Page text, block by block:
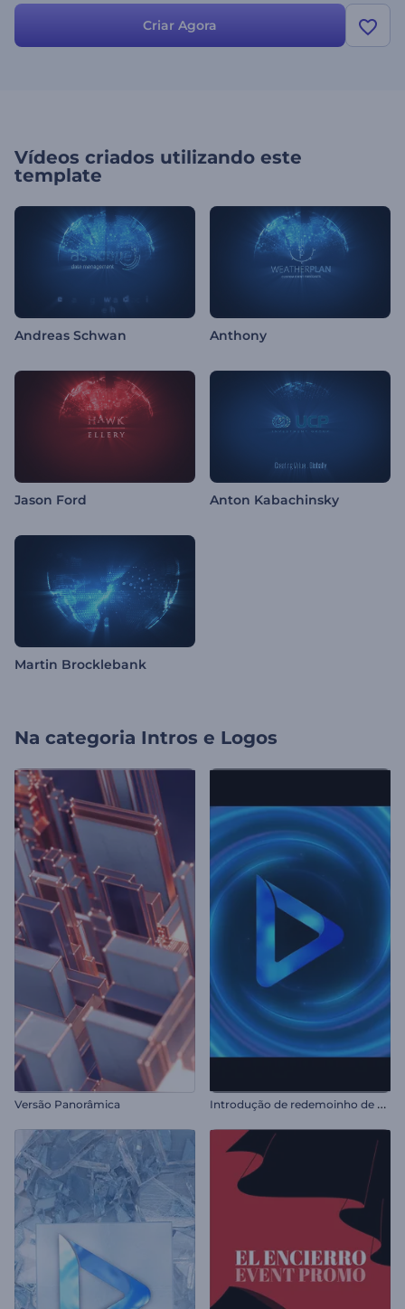
Criar Agora
Vídeos criados utilizando este
template
Andreas Schwan Anthony
Jason Ford Anton Kabachinsky
Martin Brocklebank
Na categoria Intros e Logos
Versão Panorâmica I
ntrodução de redemoinho de energia neon